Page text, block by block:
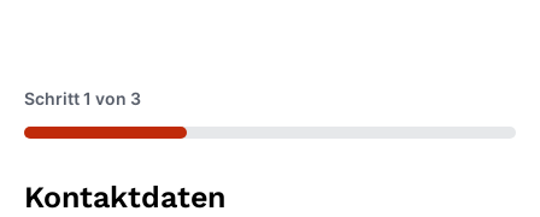
Schritt1 von 3
33%
Kontaktdaten